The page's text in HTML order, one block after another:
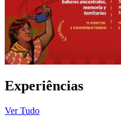
Experiências
Ver Tudo